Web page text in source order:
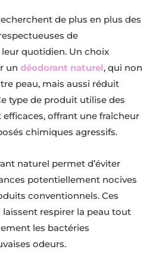
de plus en plus des
de
quotidien. Un choix
un déodorant naturel, qui non
peau, mais aussi réduit
type de produit utilise des
offrant une fraîcheur
chimiques agressifs.
naturel permet d’éviter
potentiellement nocives
conventionnels. Ces
respirer la peau tout
les bactéries
odeurs.